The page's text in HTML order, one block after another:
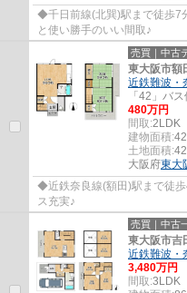
◆千日前線(北巽)駅まで徒歩7
と使い勝手のいい間取♪
売買｜中古
東大阪市額
近鉄難波・
「42」バ
480万円
間取:2LDK
建物面積:
土地面積:
大阪府東大
◆近鉄奈良線(額田)駅まで徒
ス充実♪
売買｜中古
東大阪市吉
近鉄難波・
3,480万円
間取:3LDK